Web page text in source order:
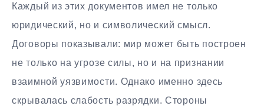
Каждый из этих документов имел не только
юридический, но и символический смысл.
Договоры показывали: мир может быть построен
не только на угрозе силы, но и на признании
взаимной уязвимости. Однако именно здесь
скрывалась слабость разрядки. Стороны